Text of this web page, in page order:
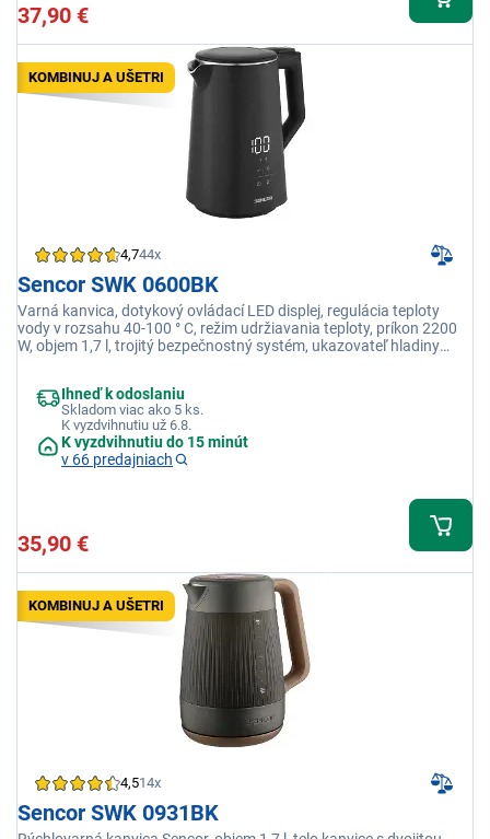
37,90 €
KOMBINUJ A UŠETRI
4,744x
Sencor SWK 0600BK
Varná kanvica, dotykový ovládací LED displej, regulácia teploty
vody v rozsahu 40-100 ° C, režim udržiavania teploty, príkon 2200
W, objem 1,7 l, trojitý bezpečnostný systém, ukazovateľ hladiny
Ihneď k odoslaniu
Skladom viac ako 5 ks.
K vyzdvihnutiu už 6.8.
K vyzdvihnutiu do 15 minút
v 66 predajniach
35,90 €
KOMBINUJ A UŠETRI
4,514x
Sencor SWK 0931BK